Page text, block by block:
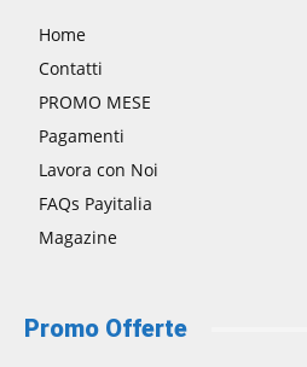
Home
Contatti
PROMO MESE
Pagamenti
Lavora con Noi
FAQs Payitalia
Magazine
Promo Offerte